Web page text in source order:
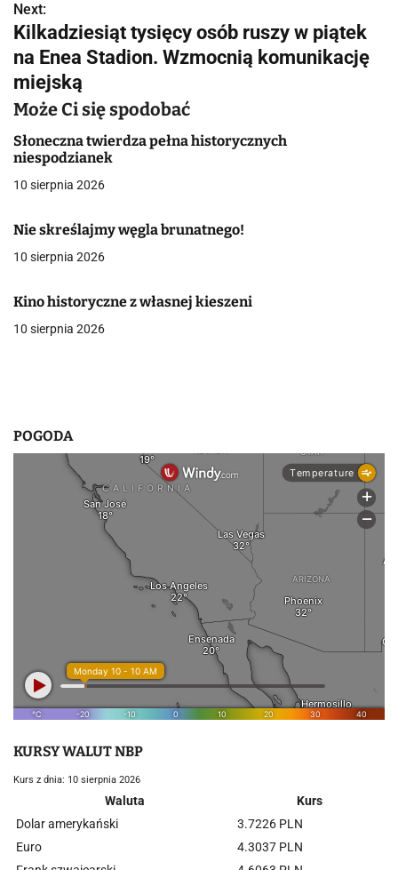
i
g
a
c
j
a
w
p
s
Next:
Kilkadziesiąt tysięcy osób ruszy w piątek
na Enea Stadion. Wzmocnią komunikację
miejską
Może Ci się spodobać
Słoneczna twierdza pełna historycznych
niespodzianek
10 sierpnia 2026
Nie skreślajmy węgla brunatnego!
10 sierpnia 2026
Kino historyczne z własnej kieszeni
10 sierpnia 2026
POGODA
KURSY WALUT NBP
Kurs z dnia: 10 sierpnia 2026
Waluta
Kurs
Dolar amerykański
3.7226 PLN
Euro
4.3037 PLN